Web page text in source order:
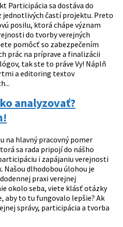
Participácia sa dostáva do
jednotlivých častí projektu. Preto
posilu, ktorá chápe význam
do tvorby verejných
pomôcť so zabezpečením
prác na príprave a finalizácii
tak ste to práve Vy! Náplň
a editoring textov
analyzovať?
na hlavný pracovný pomer
sa rada pripojí do nášho
i zapájaniu verejnosti
dlhodobou úlohou je
praxi verejnej
okolo seba, viete klásť otázky
aby to tu fungovalo lepšie? Ak
správy, participácia a tvorba